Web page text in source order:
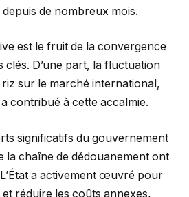
de nombreux mois.
est le fruit de la convergence
clés. D’une part, la fluctuation
riz sur le marché international,
contribué à cette accalmie.
significatifs du gouvernement
la chaîne de dédouanement ont
a activement œuvré pour
réduire les coûts annexes,